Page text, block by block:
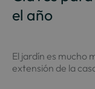
el año
El jardín es mucho
extensión de la